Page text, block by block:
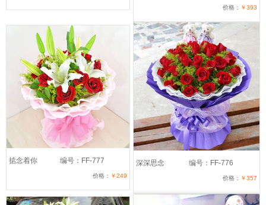
价格： ￥393
掂念着你 编号：FF-777
价格： ￥249
深深思念 编号：FF-776
价格： ￥357